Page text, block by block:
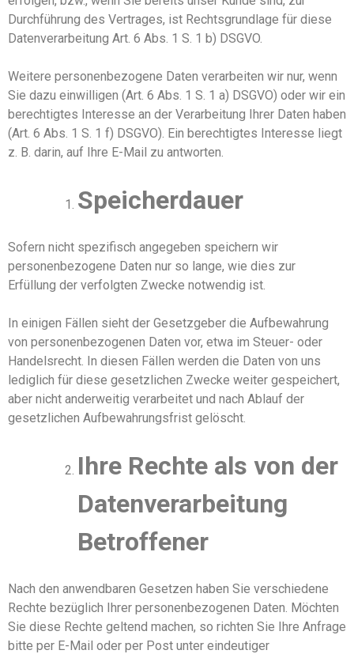
Durchführung des Vertrages, ist Rechtsgrundlage für diese
Datenverarbeitung Art. 6 Abs. 1 S. 1 b) DSGVO.
Weitere personenbezogene Daten verarbeiten wir nur, wenn
Sie dazu einwilligen (Art. 6 Abs. 1 S. 1 a) DSGVO) oder wir ein
berechtigtes Interesse an der Verarbeitung Ihrer Daten haben
(Art. 6 Abs. 1 S. 1 f) DSGVO). Ein berechtigtes Interesse liegt
z. B. darin, auf Ihre E-Mail zu antworten.
Speicherdauer
Sofern nicht spezifisch angegeben speichern wir
personenbezogene Daten nur so lange, wie dies zur
Erfüllung der verfolgten Zwecke notwendig ist.
In einigen Fällen sieht der Gesetzgeber die Aufbewahrung
von personenbezogenen Daten vor, etwa im Steuer- oder
Handelsrecht. In diesen Fällen werden die Daten von uns
lediglich für diese gesetzlichen Zwecke weiter gespeichert,
aber nicht anderweitig verarbeitet und nach Ablauf der
gesetzlichen Aufbewahrungsfrist gelöscht.
Ihre Rechte als von der
Datenverarbeitung
Betroffener
Nach den anwendbaren Gesetzen haben Sie verschiedene
Rechte bezüglich Ihrer personenbezogenen Daten. Möchten
Sie diese Rechte geltend machen, so richten Sie Ihre Anfrage
bitte per E-Mail oder per Post unter eindeutiger